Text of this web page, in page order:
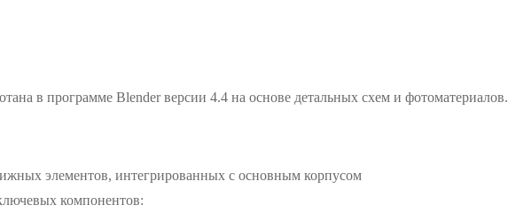
в программе Blender версии 4.4 на основе детальных схем и фотоматериалов.
элементов, интегрированных с основным корпусом
компонентов: